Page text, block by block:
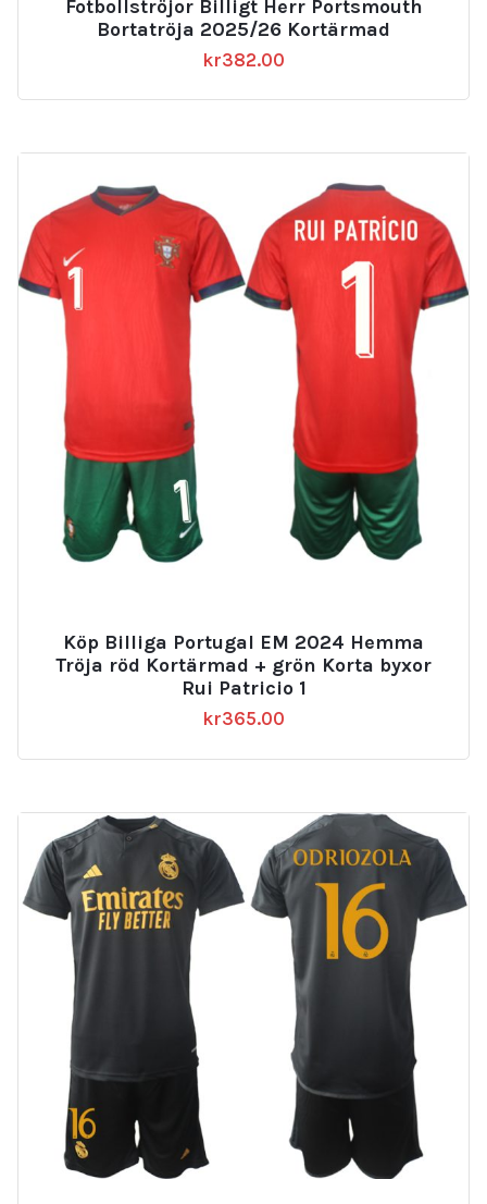
Fotbollströjor Billigt Herr Portsmouth
Bortatröja 2025/26 Kortärmad
kr382.00
Köp Billiga Portugal EM 2024 Hemma
Tröja röd Kortärmad + grön Korta byxor
Rui Patricio 1
kr365.00